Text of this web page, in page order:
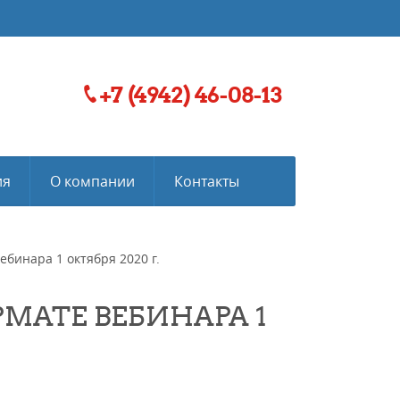
+7 (4942) 46-08-13
О компании Контакты
1 октября 2020 г.
ВЕБИНАРА 1